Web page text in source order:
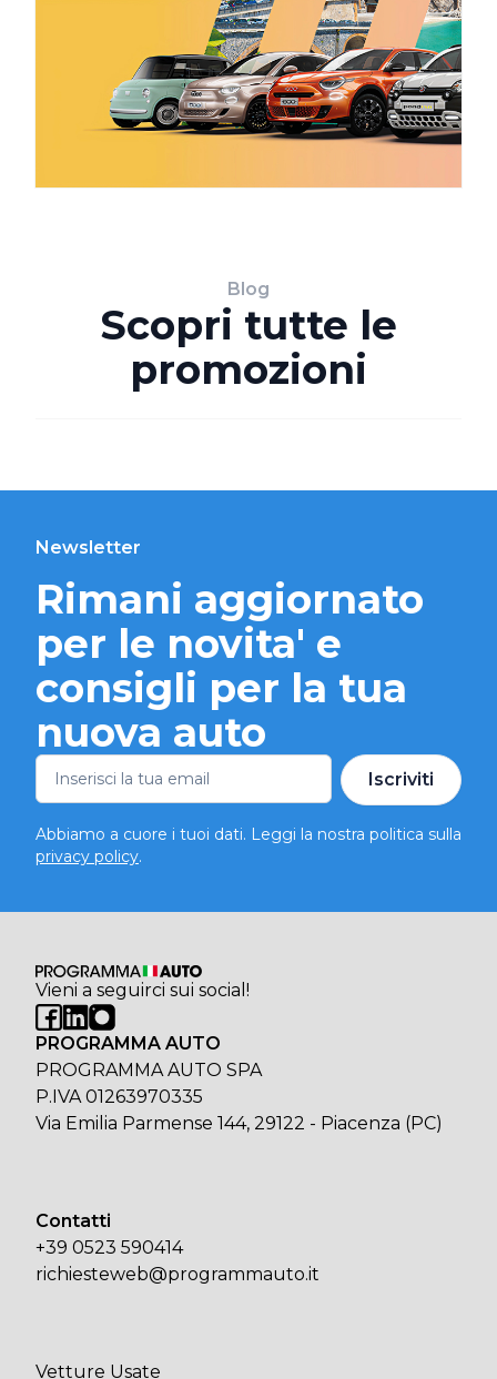
Blog
Scopri tutte le
promozioni
Newsletter
Rimani aggiornato
per le novita' e
consigli per la tua
nuova auto
Iscriviti
Abbiamo a cuore i tuoi dati. Leggi la nostra politica sulla
privacy policy.
Vieni a seguirci sui social!
PROGRAMMA AUTO
PROGRAMMA AUTO SPA
P.IVA 01263970335
Via Emilia Parmense 144, 29122 - Piacenza (PC)
Contatti
+39 0523 590414
richiesteweb@programmauto.it
Vetture Usate